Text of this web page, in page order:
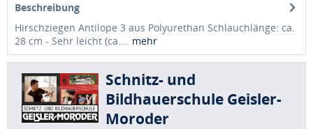
Beschreibung
Hirschziegen Antilope 3 aus Polyurethan Schlauchlänge: ca.
28 cm - Sehr leicht (ca.... mehr
Schnitz- und
Bildhauerschule Geisler-
Moroder